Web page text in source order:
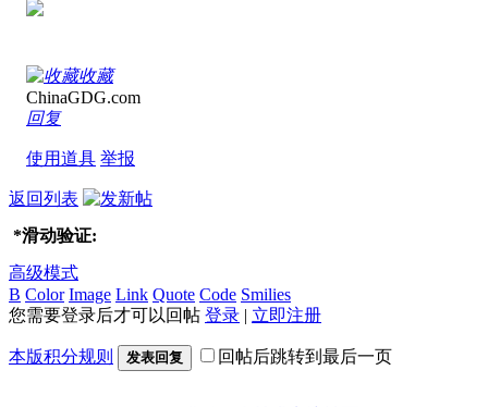
收藏
ChinaGDG.com
回复
使用道具 举报
返回列表
*滑动验证:
高级模式
B Color Image Link Quote Code Smilies
您需要登录后才可以回帖 登录 | 立即注册
本版积分规则 发表回复 回帖后跳转到最后一页